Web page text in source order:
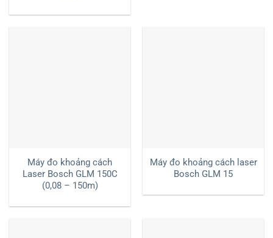
Máy đo khoảng cách
Laser Bosch GLM 150C
(0,08 – 150m)
Máy đo khoảng cách laser
Bosch GLM 15